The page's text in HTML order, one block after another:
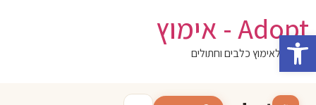
פתח סרגל נגישות
לתוכן
Adopt - אימוץ
המגזין לאימוץ כלבים וחתולים